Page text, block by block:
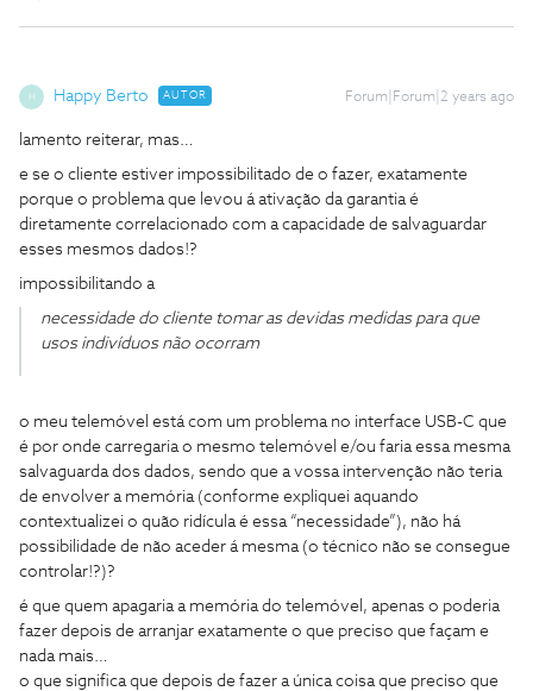
Happy Berto AUTOR Forum|Forum|2 years ago
lamento reiterar, mas…
e se o cliente estiver impossibilitado de o fazer, exatamente
porque o problema que levou á ativação da garantia é
diretamente correlacionado com a capacidade de salvaguardar
esses mesmos dados!?
impossibilitando a
necessidade do cliente tomar as devidas medidas para que
usos indivíduos não ocorram
o meu telemóvel está com um problema no interface USB-C que
é por onde carregaria o mesmo telemóvel e/ou faria essa mesma
salvaguarda dos dados, sendo que a vossa intervenção não teria
de envolver a memória (conforme expliquei aquando
contextualizei o quão ridícula é essa “necessidade”), não há
possibilidade de não aceder á mesma (o técnico não se consegue
controlar!?)?
é que quem apagaria a memória do telemóvel, apenas o poderia
fazer depois de arranjar exatamente o que preciso que façam e
nada mais…
o que significa que depois de fazer a única coisa que preciso que